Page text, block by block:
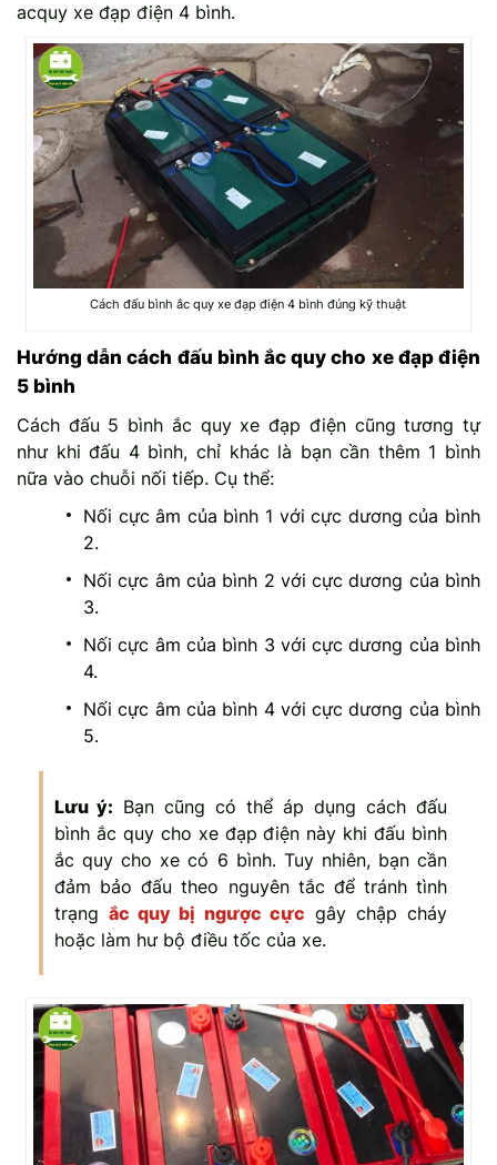
acquy xe đạp điện 4 bình.
Cách đấu bình ắc quy xe đạp điện 4 bình đúng kỹ thuật
Hướng dẫn cách đấu bình ắc quy cho xe đạp điện
5 bình
Cách đấu 5 bình ắc quy xe đạp điện cũng tương tự
như khi đấu 4 bình, chỉ khác là bạn cần thêm 1 bình
nữa vào chuỗi nối tiếp. Cụ thể:
Nối cực âm của bình 1 với cực dương của bình
2.
Nối cực âm của bình 2 với cực dương của bình
3.
Nối cực âm của bình 3 với cực dương của bình
4.
Nối cực âm của bình 4 với cực dương của bình
5.
Lưu ý: Bạn cũng có thể áp dụng cách đấu
bình ắc quy cho xe đạp điện này khi đấu bình
ắc quy cho xe có 6 bình. Tuy nhiên, bạn cần
đảm bảo đấu theo nguyên tắc để tránh tình
trạngắc quy bị ngược cực gây chập cháy
hoặc làm hư bộ điều tốc của xe.